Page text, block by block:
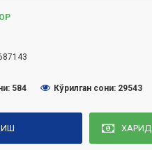
584
Кўрилган сони: 29543
ХАРИД